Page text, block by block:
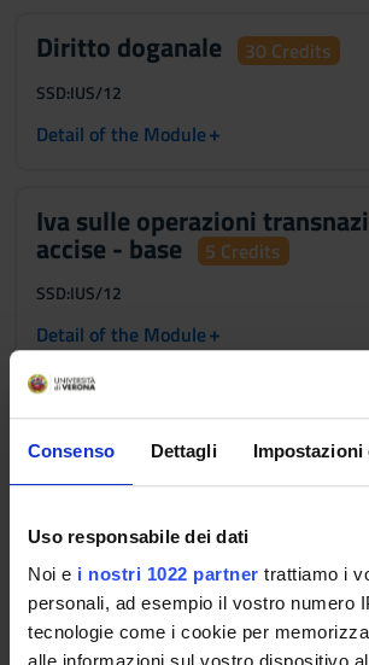
Consenso Dettagli Impostazioni
Uso responsabile dei dati
Noi e i nostri 1022 partner trattiamo i
personali, ad esempio il vostro numero
tecnologie come i cookie per
Diritto doganale 30 Credits
SSD:IUS/12
Detail of the Module+
Iva sulle operazioni
accise - base 5 Credits
SSD:IUS/12
Detail of the Module+
Diritto tributario
3 Credits
SSD:IUS/12
Detail of the Module+
Diritto del commercio
3 Credits